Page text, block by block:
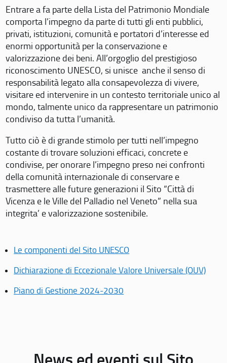
Entrare a fa parte della Lista del Patrimonio Mondiale
comporta l’impegno da parte di tutti gli enti pubblici,
privati, istituzioni, comunità e portatori d’interesse ed
enormi opportunità per la conservazione e
valorizzazione dei beni. All’orgoglio del prestigioso
riconoscimento UNESCO, si unisce anche il senso di
responsabilità legato alla consapevolezza di vivere,
visitare ed intervenire in un contesto territoriale unico al
mondo, talmente unico da rappresentare un patrimonio
condiviso da tutta l’umanità.
Tutto ciò è di grande stimolo per tutti nell’impegno
costante di trovare soluzioni efficaci, concrete e
condivise, per onorare l’impegno preso nei confronti
della comunità internazionale di conservare e
trasmettere alle future generazioni il Sito “Città di
Vicenza e le Ville del Palladio nel Veneto” nella sua
integrita’ e valorizzazione sostenibile.
Le componenti del Sito UNESCO
Dichiarazione di Eccezionale Valore Universale (OUV)
Piano di Gestione 2024-2030